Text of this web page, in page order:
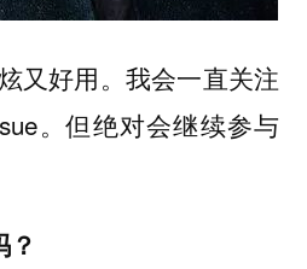
又好用。我会一直关注
。但绝对会继续参与